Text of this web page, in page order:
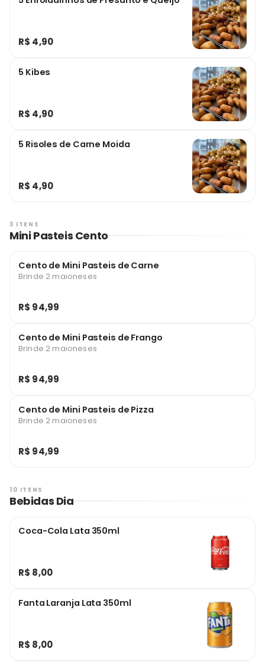
R$ 4,90
5 Kibes
R$ 4,90
5 Risoles de Carne Moida
R$ 4,90
3 ITENS
Mini Pasteis Cento
Cento de Mini Pasteis de Carne
Brinde 2 maioneses
R$ 94,99
Cento de Mini Pasteis de Frango
Brinde 2 maioneses
R$ 94,99
Cento de Mini Pasteis de Pizza
Brinde 2 maioneses
R$ 94,99
10 ITENS
Bebidas Dia
Coca-Cola Lata 350ml
R$ 8,00
Fanta Laranja Lata 350ml
R$ 8,00